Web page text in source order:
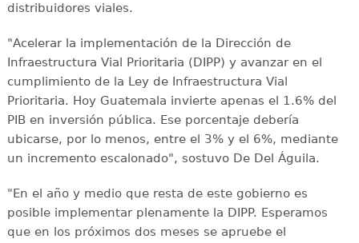
distribuidores viales.
"Acelerar la implementación de la Dirección de
Infraestructura Vial Prioritaria (DIPP) y avanzar en el
cumplimiento de la Ley de Infraestructura Vial
Prioritaria. Hoy Guatemala invierte apenas el 1.6% del
PIB en inversión pública. Ese porcentaje debería
ubicarse, por lo menos, entre el 3% y el 6%, mediante
un incremento escalonado", sostuvo De Del Águila.
"En el año y medio que resta de este gobierno es
posible implementar plenamente la DIPP. Esperamos
que en los próximos dos meses se apruebe el